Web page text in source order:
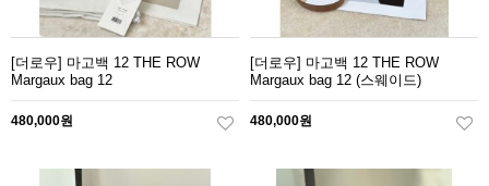
[더로우] 마고백 12 THE ROW
Margaux bag 12
480,000원
[더로우] 마고백 12 THE ROW
Margaux bag 12 (스웨이드)
480,000원